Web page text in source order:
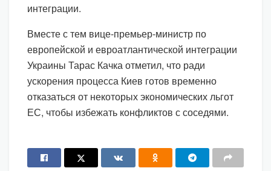
интеграции.
Вместе с тем вице-премьер-министр по
европейской и евроатлантической интеграции
Украины Тарас Качка отметил, что ради
ускорения процесса Киев готов временно
отказаться от некоторых экономических льгот
ЕС, чтобы избежать конфликтов с соседями.